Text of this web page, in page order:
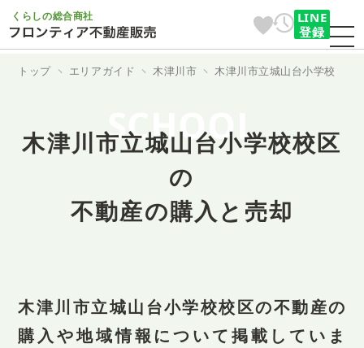
くらしの総合商社
LINE
登録
トップ エリアガイド 木津川市 木津川市立城山台小学校
SCHOOL
木津川市立城山台小学校校区
の
不動産の購入と売却
木津川市立城山台小学校校区の不動産の
購入や地域情報について掲載していま